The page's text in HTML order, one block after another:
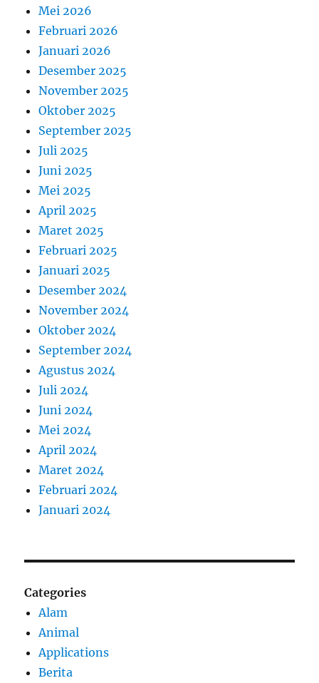
Mei 2026
Februari 2026
Januari 2026
Desember 2025
November 2025
Oktober 2025
September 2025
Juli 2025
Juni 2025
Mei 2025
April 2025
Maret 2025
Februari 2025
Januari 2025
Desember 2024
November 2024
Oktober 2024
September 2024
Agustus 2024
Juli 2024
Juni 2024
Mei 2024
April 2024
Maret 2024
Februari 2024
Januari 2024
Categories
Alam
Animal
Applications
Berita